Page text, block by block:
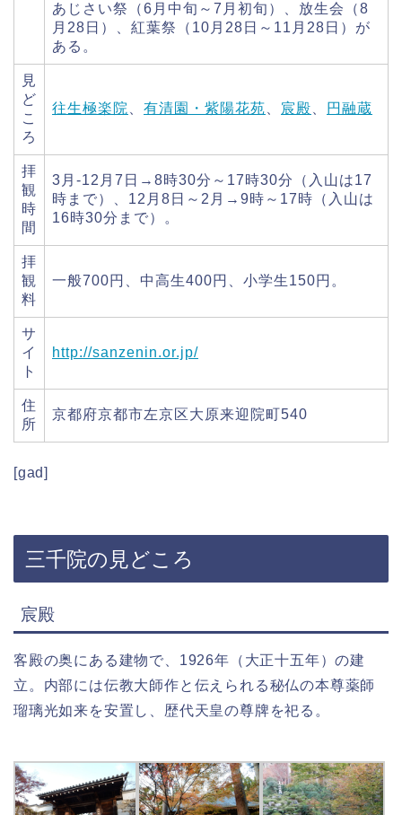
あじさい祭（6月中旬～7月初旬）、放生会（8
月28日）、紅葉祭（10月28日～11月28日）が
ある。
見
ど
こ
ろ
往生極楽院 有清園・紫陽花苑 宸殿 円融蔵
拝
観
時
間
3月-12月7日→8時30分～17時30分（入山は17
時まで）、12月8日～2月→9時～17時（入山は
16時30分まで）。
拝
観
料
一般700円、中高生400円、小学生150円。
サ
イ
ト
http://sanzenin.or.jp/
住
所
京都府京都市左京区大原来迎院町540
[gad]
三千院の見どころ
宸殿
客殿の奥にある建物で、1926年（大正十五年）の建
立。内部には伝教大師作と伝えられる秘仏の本尊薬師
瑠璃光如来を安置し、歴代天皇の尊牌を祀る。